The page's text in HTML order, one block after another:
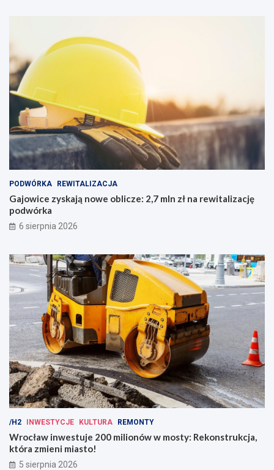
PODWÓRKA REWITALIZACJA
Gajowice zyskają nowe oblicze: 2,7 mln zł na rewitalizację
podwórka
6 sierpnia 2026
/H2 INWESTYCJE KULTURA REMONTY
Wrocław inwestuje 200 milionów w mosty: Rekonstrukcja,
która zmieni miasto!
5 sierpnia 2026